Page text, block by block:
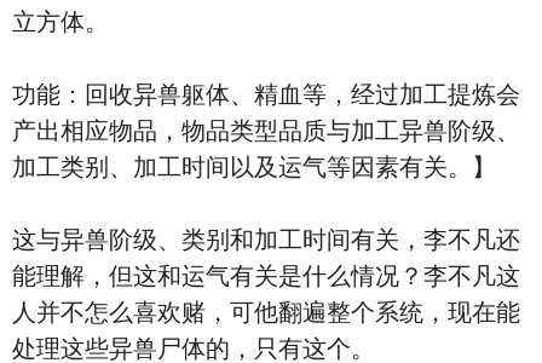
立方体。
功能：回收异兽躯体、精血等，经过加工提炼会
产出相应物品，物品类型品质与加工异兽阶级、
加工类别、加工时间以及运气等因素有关。】
这与异兽阶级、类别和加工时间有关，李不凡还
能理解，但这和运气有关是什么情况？李不凡这
人并不怎么喜欢赌，可他翻遍整个系统，现在能
处理这些异兽尸体的，只有这个。